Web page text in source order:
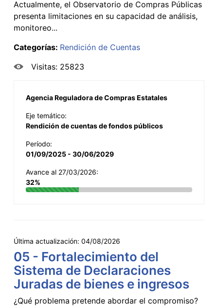
Actualmente, el Observatorio de Compras Públicas
presenta limitaciones en su capacidad de análisis,
monitoreo...
Categorías: Rendición de Cuentas
Visitas: 25823
Agencia Reguladora de Compras Estatales
Eje temático:
Rendición de cuentas de fondos públicos
Período:
01/09/2025 - 30/06/2029
Avance al 27/03/2026:
32%
Última actualización: 04/08/2026
05 - Fortalecimiento del
Sistema de Declaraciones
Juradas de bienes e ingresos
¿Qué problema pretende abordar el compromiso?